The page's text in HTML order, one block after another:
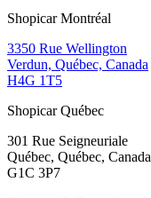
Shopicar Montréal
3350 Rue Wellington
Verdun, Québec, Canada
H4G 1T5
Shopicar Québec
301 Rue Seigneuriale
Québec, Québec, Canada
G1C 3P7